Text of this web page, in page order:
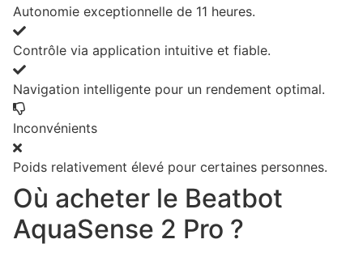
Autonomie exceptionnelle de 11 heures.
Contrôle via application intuitive et fiable.
Navigation intelligente pour un rendement optimal.
Inconvénients
Poids relativement élevé pour certaines personnes.
Où acheter le Beatbot
AquaSense 2 Pro ?